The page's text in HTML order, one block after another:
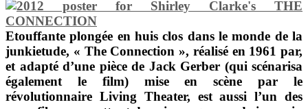
Etouffante plongée en huis clos dans le monde de la
junkietude, « The Connection », réalisé en 1961 par,
et adapté d’une pièce de Jack Gerber (qui scénarisa
également le film) mise en scène par le
révolutionnaire Living Theater, est aussi l’un des